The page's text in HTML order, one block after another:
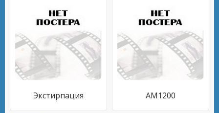
Экстирпация AM1200